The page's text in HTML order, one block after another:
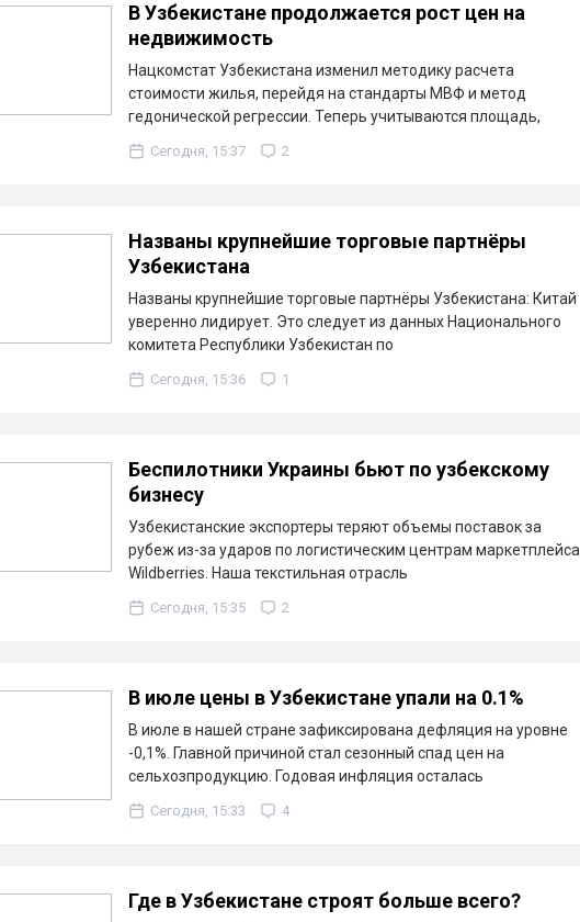
В Узбекистане продолжается рост цен на
недвижимость
Нацкомстат Узбекистана изменил методику расчета
стоимости жилья, перейдя на стандарты МВФ и метод
гедонической регрессии. Теперь учитываются площадь,
Сегодня, 15:37 2
Названы крупнейшие торговые партнёры
Узбекистана
Названы крупнейшие торговые партнёры Узбекистана: Китай
уверенно лидирует. Это следует из данных Национального
комитета Республики Узбекистан по
Сегодня, 15:36 1
Беспилотники Украины бьют по узбекскому
бизнесу
Узбекистанские экспортеры теряют объемы поставок за
рубеж из-за ударов по логистическим центрам маркетплейса
Wildberries. Наша текстильная отрасль
Сегодня, 15:35 2
В июле цены в Узбекистане упали на 0.1%
В июле в нашей стране зафиксирована дефляция на уровне
-0,1%. Главной причиной стал сезонный спад цен на
сельхозпродукцию. Годовая инфляция осталась
Сегодня, 15:33 4
Где в Узбекистане строят больше всего?